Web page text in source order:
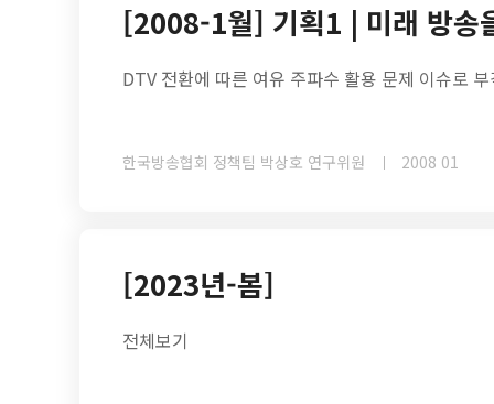
[2008-1월] 기획1 | 미래 방송
DTV 전환에 따른 여유 주파수 활용 문제 이슈로
한국방송협회 정책팀 박상호 연구위원 2008 01
[2023년-봄]
전체보기